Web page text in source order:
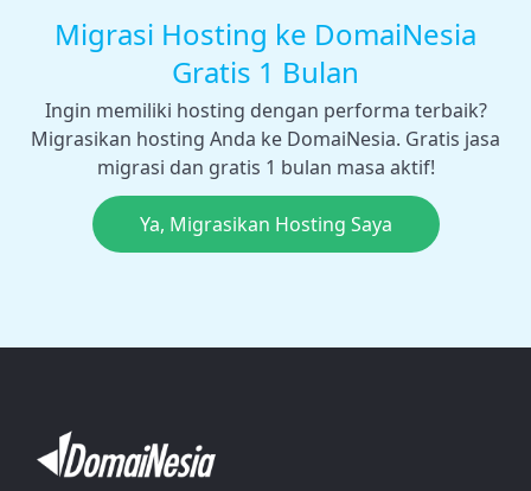
Migrasi Hosting ke DomaiNesia
Gratis 1 Bulan
Ingin memiliki hosting dengan performa terbaik?
Migrasikan hosting Anda ke DomaiNesia. Gratis jasa
migrasi dan gratis 1 bulan masa aktif!
Ya, Migrasikan Hosting Saya